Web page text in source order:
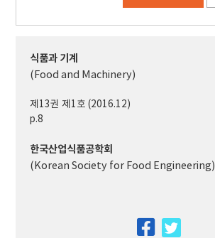
식품과 기계
(Food and Machinery)
제13권 제1호 (2016.12)
p.8
한국산업식품공학회
(Korean Society for Food Engineering)
facebook